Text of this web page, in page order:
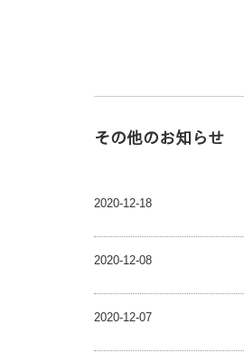
その他のお知らせ
2020-12-18
2020-12-08
2020-12-07